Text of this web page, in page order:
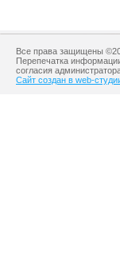
Все права защищены
Перепечатка
согласия
Сайт создан в web-